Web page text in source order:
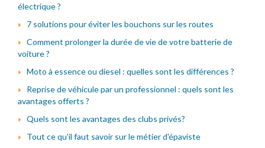
électrique ?
7 solutions pour éviter les bouchons sur les routes
Comment prolonger la durée de vie de votre batterie de
voiture ?
Moto à essence ou diesel : quelles sont les différences ?
Reprise de véhicule par un professionnel : quels sont les
avantages offerts ?
Quels sont les avantages des clubs privés?
Tout ce qu'il faut savoir sur le métier d'épaviste